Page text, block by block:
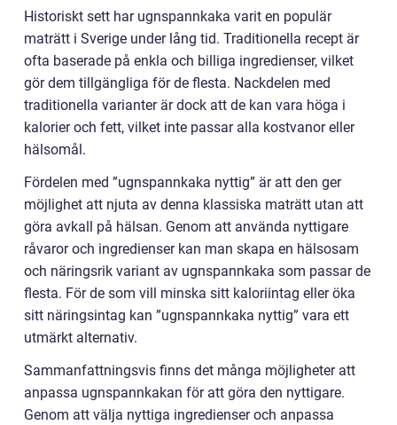
Historiskt sett har ugnspannkaka varit en populär
maträtt i Sverige under lång tid. Traditionella recept är
ofta baserade på enkla och billiga ingredienser, vilket
gör dem tillgängliga för de flesta. Nackdelen med
traditionella varianter är dock att de kan vara höga i
kalorier och fett, vilket inte passar alla kostvanor eller
hälsomål.
Fördelen med ”ugnspannkaka nyttig” är att den ger
möjlighet att njuta av denna klassiska maträtt utan att
göra avkall på hälsan. Genom att använda nyttigare
råvaror och ingredienser kan man skapa en hälsosam
och näringsrik variant av ugnspannkaka som passar de
flesta. För de som vill minska sitt kaloriintag eller öka
sitt näringsintag kan ”ugnspannkaka nyttig” vara ett
utmärkt alternativ.
Sammanfattningsvis finns det många möjligheter att
anpassa ugnspannkakan för att göra den nyttigare.
Genom att välja nyttiga ingredienser och anpassa